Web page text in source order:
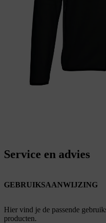
Service en advies
GEBRUIKSAANWIJZING
Hier vind je de passende
producten.